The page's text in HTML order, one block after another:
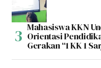
Mahasiswa KKN
Orientasi
Gerakan “1 KK 1